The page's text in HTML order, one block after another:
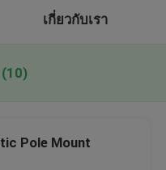
เกี่ยวกับเรา
(10)
Pole Mount